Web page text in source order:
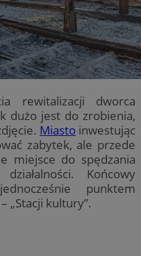
rewitalizacji dworca
dużo jest do zrobienia,
Miasto inwestując
zabytek, ale przede
miejsce do spędzania
Końcowy
punktem
„Stacji kultury”.